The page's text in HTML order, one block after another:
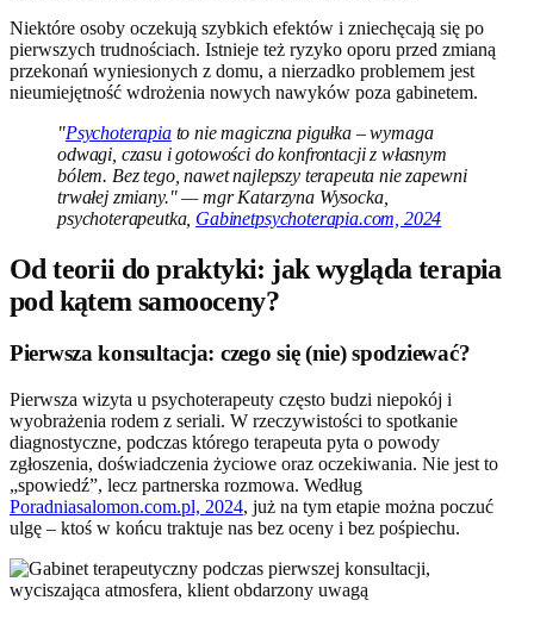
Niektóre osoby oczekują szybkich efektów i zniechęcają się po
pierwszych trudnościach. Istnieje też ryzyko oporu przed zmianą
przekonań wyniesionych z domu, a nierzadko problemem jest
nieumiejętność wdrożenia nowych nawyków poza gabinetem.
"Psychoterapiato nie magiczna pigułka – wymaga
odwagi, czasu i gotowości do konfrontacji z własnym
bólem. Bez tego, nawet najlepszy terapeuta nie zapewni
trwałej zmiany." — mgr Katarzyna Wysocka,
psychoterapeutka, Gabinetpsychoterapia.com, 2024
Od teorii do praktyki: jak wygląda terapia
pod kątem samooceny?
Pierwsza konsultacja: czego się (nie) spodziewać?
Pierwsza wizyta u psychoterapeuty często budzi niepokój i
wyobrażenia rodem z seriali. W rzeczywistości to spotkanie
diagnostyczne, podczas którego terapeuta pyta o powody
zgłoszenia, doświadczenia życiowe oraz oczekiwania. Nie jest to
„spowiedź”, lecz partnerska rozmowa. Według
Poradniasalomon.com.pl, 2024, już na tym etapie można poczuć
ulgę – ktoś w końcu traktuje nas bez oceny i bez pośpiechu.